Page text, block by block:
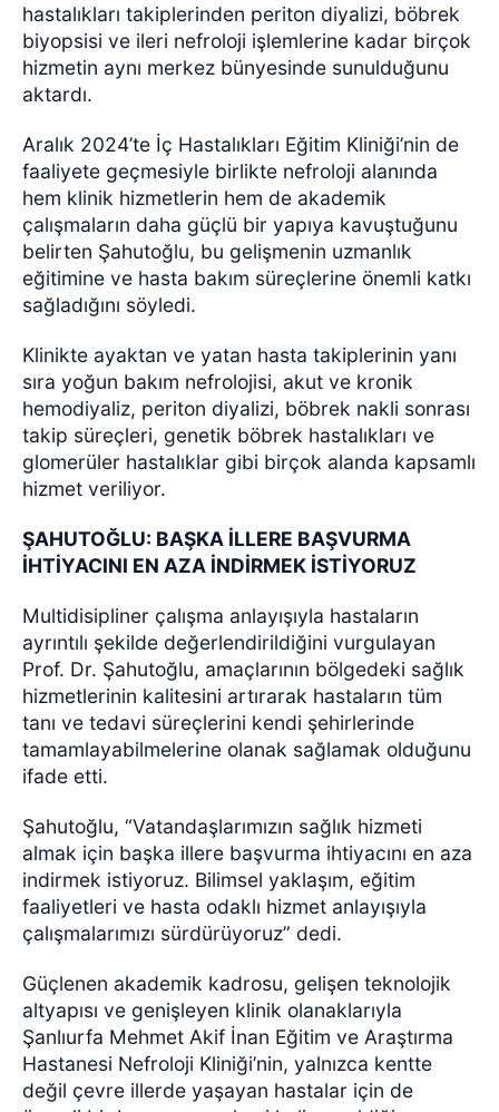
hastalıkları takiplerinden periton diyalizi, böbrek
biyopsisi ve ileri nefroloji işlemlerine kadar birçok
hizmetin aynı merkez bünyesinde sunulduğunu
aktardı.
Aralık 2024’te İç Hastalıkları Eğitim Kliniği’nin de
faaliyete geçmesiyle birlikte nefroloji alanında
hem klinik hizmetlerin hem de akademik
çalışmaların daha güçlü bir yapıya kavuştuğunu
belirten Şahutoğlu, bu gelişmenin uzmanlık
eğitimine ve hasta bakım süreçlerine önemli katkı
sağladığını söyledi.
Klinikte ayaktan ve yatan hasta takiplerinin yanı
sıra yoğun bakım nefrolojisi, akut ve kronik
hemodiyaliz, periton diyalizi, böbrek nakli sonrası
takip süreçleri, genetik böbrek hastalıkları ve
glomerüler hastalıklar gibi birçok alanda kapsamlı
hizmet veriliyor.
ŞAHUTOĞLU: BAŞKA İLLERE BAŞVURMA
İHTİYACINI EN AZA İNDİRMEK İSTİYORUZ
Multidisipliner çalışma anlayışıyla hastaların
ayrıntılı şekilde değerlendirildiğini vurgulayan
Prof. Dr. Şahutoğlu, amaçlarının bölgedeki sağlık
hizmetlerinin kalitesini artırarak hastaların tüm
tanı ve tedavi süreçlerini kendi şehirlerinde
tamamlayabilmelerine olanak sağlamak olduğunu
ifade etti.
Şahutoğlu, “Vatandaşlarımızın sağlık hizmeti
almak için başka illere başvurma ihtiyacını en aza
indirmek istiyoruz. Bilimsel yaklaşım, eğitim
faaliyetleri ve hasta odaklı hizmet anlayışıyla
çalışmalarımızı sürdürüyoruz” dedi.
Güçlenen akademik kadrosu, gelişen teknolojik
altyapısı ve genişleyen klinik olanaklarıyla
Şanlıurfa Mehmet Akif İnan Eğitim ve Araştırma
Hastanesi Nefroloji Kliniği’nin, yalnızca kentte
değil çevre illerde yaşayan hastalar için de